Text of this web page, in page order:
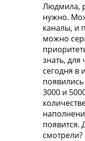
Людмила,
нужно.
каналы, и
можно
знать, для
сегодня в
появились
3000 и
появится.
смотрели?